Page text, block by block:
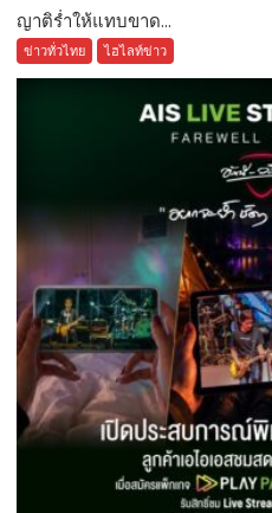
ญาติร่ำให้แทบขาด...
ข่าวทั่วไทย ไฮไลท์ข่าว